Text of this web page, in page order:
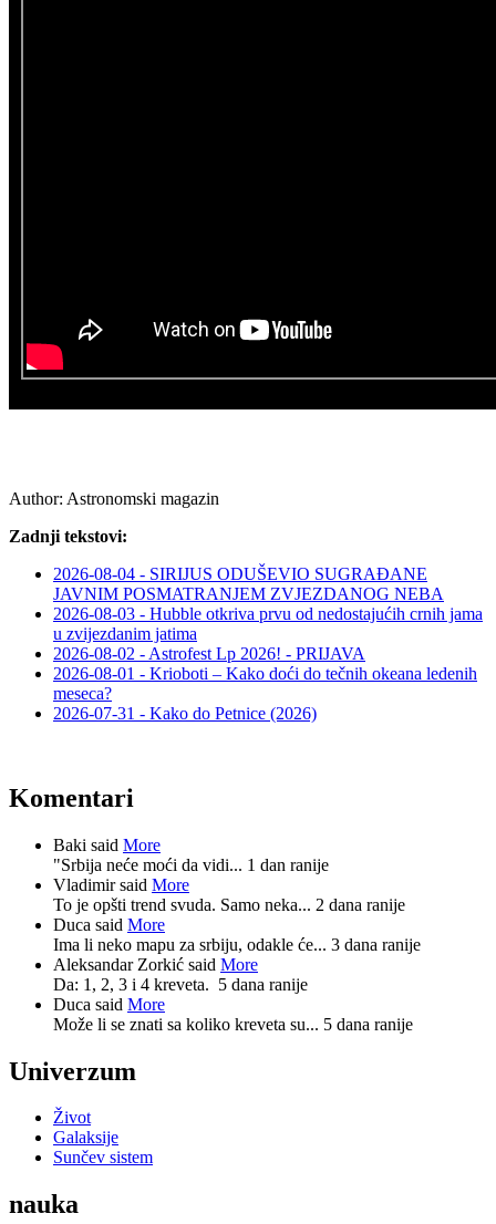
Author: Astronomski magazin
Zadnji tekstovi:
2026-08-04 - SIRIJUS ODUŠEVIO SUGRAĐANE
JAVNIM POSMATRANJEM ZVJEZDANOG NEBA
2026-08-03 - Hubble otkriva prvu od nedostajućih crnih jama
u zvijezdanim jatima
2026-08-02 - Astrofest Lp 2026! - PRIJAVA
2026-08-01 - Krioboti – Kako doći do tečnih okeana ledenih
meseca?
2026-07-31 - Kako do Petnice (2026)
Komentari
Baki said More
"Srbija neće moći da vidi... 1 dan ranije
Vladimir said More
To je opšti trend svuda. Samo neka... 2 dana ranije
Duca said More
Ima li neko mapu za srbiju, odakle će... 3 dana ranije
Aleksandar Zorkić said More
Da: 1, 2, 3 i 4 kreveta. 5 dana ranije
Duca said More
Može li se znati sa koliko kreveta su... 5 dana ranije
Univerzum
Život
Galaksije
Sunčev sistem
nauka